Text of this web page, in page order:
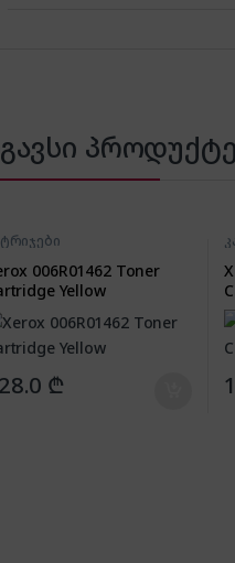
006R01462 Toner
Yellow
₾